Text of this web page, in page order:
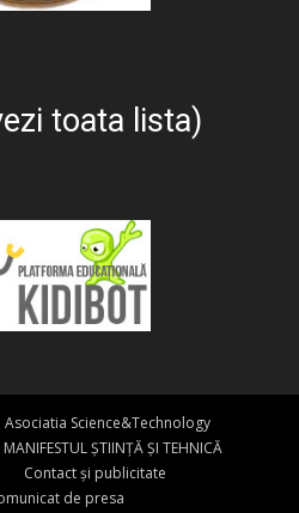
toata lista)
Asociatia Science&Technology
MANIFESTUL ȘTIINȚĂ ȘI TEHNICĂ
Contact și publicitate
de presa